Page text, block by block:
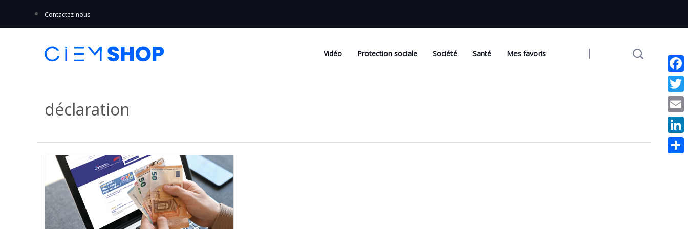
Contactez-nous
Vidéo Protection sociale Société Santé Mes favoris
déclaration